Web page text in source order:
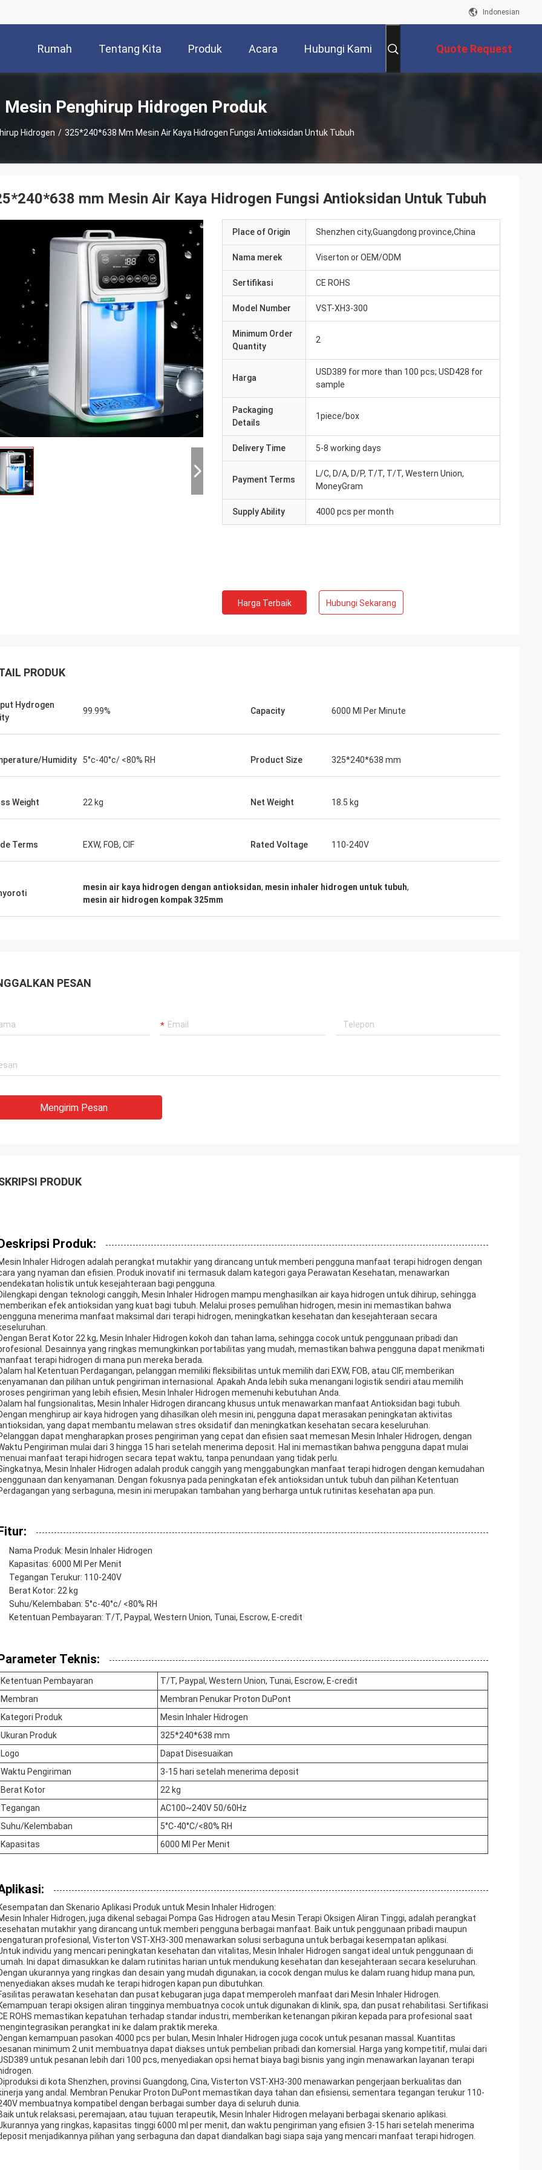
Indonesian
Rumah Tentang Kita Produk Acara Hubungi Kami Quote Request
Mesin Penghirup Hidrogen Produk
Hidrogen / 325*240*638 Mm Mesin Air Kaya Hidrogen Fungsi Antioksidan Untuk Tubuh
mm Mesin Air Kaya Hidrogen Fungsi Antioksidan Untuk Tubuh
Place of Origin Shenzhen city,Guangdong province,China
Nama merek Viserton or OEM/ODM
Sertifikasi CE ROHS
Model Number VST-XH3-300
Minimum Order
Quantity
2
Harga
USD389 for more than 100 pcs; USD428 for
sample
Packaging
Details
1piece/box
Delivery Time 5-8 working days
Payment Terms
L/C, D/A, D/P, T/T, T/T, Western Union,
MoneyGram
Supply Ability 4000 pcs per month
Harga Terbaik Hubungi Sekarang
PRODUK
Hydrogen
99.99% Capacity 6000 Ml Per Minute
Humidity 5°c-40°c/ <80% RH Product Size 325*240*638 mm
Weight 22 kg Net Weight 18.5 kg
Terms EXW, FOB, CIF Rated Voltage 110-240V
mesin air kaya hidrogen dengan antioksidan, mesin inhaler hidrogen untuk tubuh,
mesin air hidrogen kompak 325mm
PESAN
Mengirim Pesan
PRODUK
Produk:
Inhaler Hidrogen adalah perangkat mutakhir yang dirancang untuk memberi pengguna manfaat terapi hidrogen dengan
yang nyaman dan efisien. Produk inovatif ini termasuk dalam kategori gaya Perawatan Kesehatan, menawarkan
holistik untuk kesejahteraan bagi pengguna.
dengan teknologi canggih, Mesin Inhaler Hidrogen mampu menghasilkan air kaya hidrogen untuk dihirup, sehingga
efek antioksidan yang kuat bagi tubuh. Melalui proses pemulihan hidrogen, mesin ini memastikan bahwa
menerima manfaat maksimal dari terapi hidrogen, meningkatkan kesehatan dan kesejahteraan secara
Berat Kotor 22 kg, Mesin Inhaler Hidrogen kokoh dan tahan lama, sehingga cocok untuk penggunaan pribadi dan
Desainnya yang ringkas memungkinkan portabilitas yang mudah, memastikan bahwa pengguna dapat menikmati
terapi hidrogen di mana pun mereka berada.
hal Ketentuan Perdagangan, pelanggan memiliki fleksibilitas untuk memilih dari EXW, FOB, atau CIF, memberikan
dan pilihan untuk pengiriman internasional. Apakah Anda lebih suka menangani logistik sendiri atau memilih
pengiriman yang lebih efisien, Mesin Inhaler Hidrogen memenuhi kebutuhan Anda.
hal fungsionalitas, Mesin Inhaler Hidrogen dirancang khusus untuk menawarkan manfaat Antioksidan bagi tubuh.
menghirup air kaya hidrogen yang dihasilkan oleh mesin ini, pengguna dapat merasakan peningkatan aktivitas
yang dapat membantu melawan stres oksidatif dan meningkatkan kesehatan secara keseluruhan.
dapat mengharapkan proses pengiriman yang cepat dan efisien saat memesan Mesin Inhaler Hidrogen, dengan
Pengiriman mulai dari 3 hingga 15 hari setelah menerima deposit. Hal ini memastikan bahwa pengguna dapat mulai
manfaat terapi hidrogen secara tepat waktu, tanpa penundaan yang tidak perlu.
Mesin Inhaler Hidrogen adalah produk canggih yang menggabungkan manfaat terapi hidrogen dengan kemudahan
dan kenyamanan. Dengan fokusnya pada peningkatan efek antioksidan untuk tubuh dan pilihan Ketentuan
yang serbaguna, mesin ini merupakan tambahan yang berharga untuk rutinitas kesehatan apa pun.
Nama Produk: Mesin Inhaler Hidrogen
Kapasitas: 6000 Ml Per Menit
Tegangan Terukur: 110-240V
Berat Kotor: 22 kg
Suhu/Kelembaban: 5°c-40°c/ <80% RH
Ketentuan Pembayaran: T/T, Paypal, Western Union, Tunai, Escrow, E-credit
Teknis:
Ketentuan Pembayaran
T/T, Paypal, Western Union, Tunai, Escrow, E-credit
Membran
Membran Penukar Proton DuPont
Kategori Produk
Mesin Inhaler Hidrogen
Ukuran Produk
325*240*638 mm
Logo
Dapat Disesuaikan
Waktu Pengiriman
3-15 hari setelah menerima deposit
Berat Kotor
22 kg
Tegangan
AC100~240V 50/60Hz
Suhu/Kelembaban
5°C-40°C/<80% RH
Kapasitas
6000 Ml Per Menit
dan Skenario Aplikasi Produk untuk Mesin Inhaler Hidrogen:
Inhaler Hidrogen, juga dikenal sebagai Pompa Gas Hidrogen atau Mesin Terapi Oksigen Aliran Tinggi, adalah perangkat
mutakhir yang dirancang untuk memberi pengguna berbagai manfaat. Baik untuk penggunaan pribadi maupun
profesional, Visterton VST-XH3-300 menawarkan solusi serbaguna untuk berbagai kesempatan aplikasi.
individu yang mencari peningkatan kesehatan dan vitalitas, Mesin Inhaler Hidrogen sangat ideal untuk penggunaan di
Ini dapat dimasukkan ke dalam rutinitas harian untuk mendukung kesehatan dan kesejahteraan secara keseluruhan.
ukurannya yang ringkas dan desain yang mudah digunakan, ia cocok dengan mulus ke dalam ruang hidup mana pun,
akses mudah ke terapi hidrogen kapan pun dibutuhkan.
perawatan kesehatan dan pusat kebugaran juga dapat memperoleh manfaat dari Mesin Inhaler Hidrogen.
terapi oksigen aliran tingginya membuatnya cocok untuk digunakan di klinik, spa, dan pusat rehabilitasi. Sertifikasi
ROHS memastikan kepatuhan terhadap standar industri, memberikan ketenangan pikiran kepada para profesional saat
perangkat ini ke dalam praktik mereka.
kemampuan pasokan 4000 pcs per bulan, Mesin Inhaler Hidrogen juga cocok untuk pesanan massal. Kuantitas
minimum 2 unit membuatnya dapat diakses untuk pembelian pribadi dan komersial. Harga yang kompetitif, mulai dari
untuk pesanan lebih dari 100 pcs, menyediakan opsi hemat biaya bagi bisnis yang ingin menawarkan layanan terapi
di kota Shenzhen, provinsi Guangdong, Cina, Visterton VST-XH3-300 menawarkan pengerjaan berkualitas dan
yang andal. Membran Penukar Proton DuPont memastikan daya tahan dan efisiensi, sementara tegangan terukur 110-
membuatnya kompatibel dengan berbagai sumber daya di seluruh dunia.
untuk relaksasi, peremajaan, atau tujuan terapeutik, Mesin Inhaler Hidrogen melayani berbagai skenario aplikasi.
yang ringkas, kapasitas tinggi 6000 ml per menit, dan waktu pengiriman yang efisien 3-15 hari setelah menerima
menjadikannya pilihan yang serbaguna dan dapat diandalkan bagi siapa saja yang mencari manfaat terapi hidrogen.